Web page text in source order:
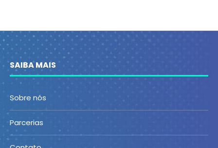
SAIBA MAIS
Sobre nós
Parcerias